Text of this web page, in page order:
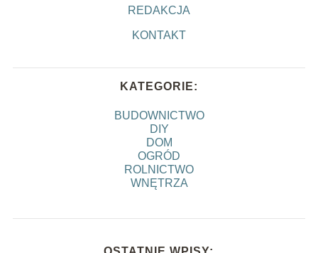
REDAKCJA
KONTAKT
KATEGORIE:
BUDOWNICTWO
DIY
DOM
OGRÓD
ROLNICTWO
WNĘTRZA